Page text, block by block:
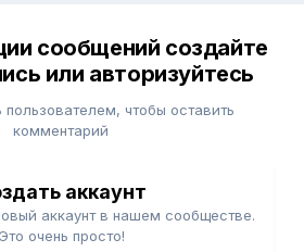
сообщений создайте
или авторизуйтесь
чтобы оставить
комментарий
аккаунт
аккаунт в нашем сообществе.
Это очень просто!